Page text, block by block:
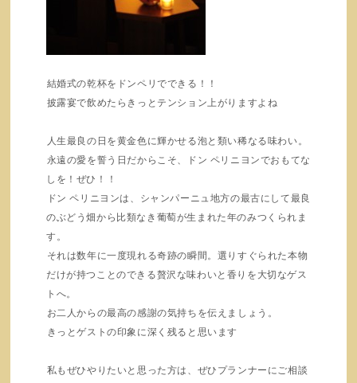
結婚式の乾杯をドンペリでできる！！
披露宴で飲めたらきっとテンション上がりますよね
人生最良の日を黄金色に輝かせる泡と類い稀なる味わい。
永遠の愛を誓う日だからこそ、ドン ペリニヨンでおもてな
しを！ぜひ！！
ドン ペリニヨンは、シャンパーニュ地方の最古にして最良
のぶどう畑から比類なき葡萄が生まれた年のみつくられま
す。
それは数年に一度現れる奇跡の瞬間。選りすぐられた本物
だけが持つことのできる贅沢な味わいと香りを大切なゲス
トへ。
お二人からの最高の感謝の気持ちを伝えましょう。
きっとゲストの印象に深く残ると思います
私もぜひやりたいと思った方は、ぜひプランナーにご相談